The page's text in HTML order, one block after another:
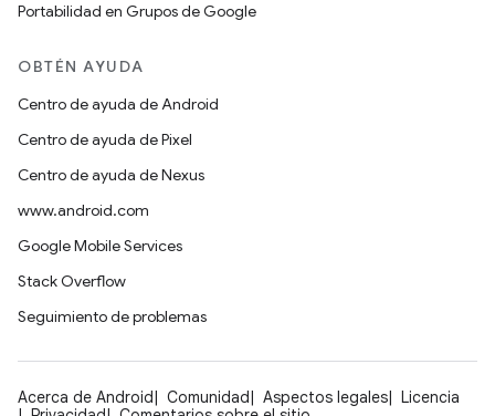
Portabilidad en Grupos de Google
OBTÉN AYUDA
Centro de ayuda de Android
Centro de ayuda de Pixel
Centro de ayuda de Nexus
www.android.com
Google Mobile Services
Stack Overflow
Seguimiento de problemas
Acerca de Android Comunidad Aspectos legales
Licencia